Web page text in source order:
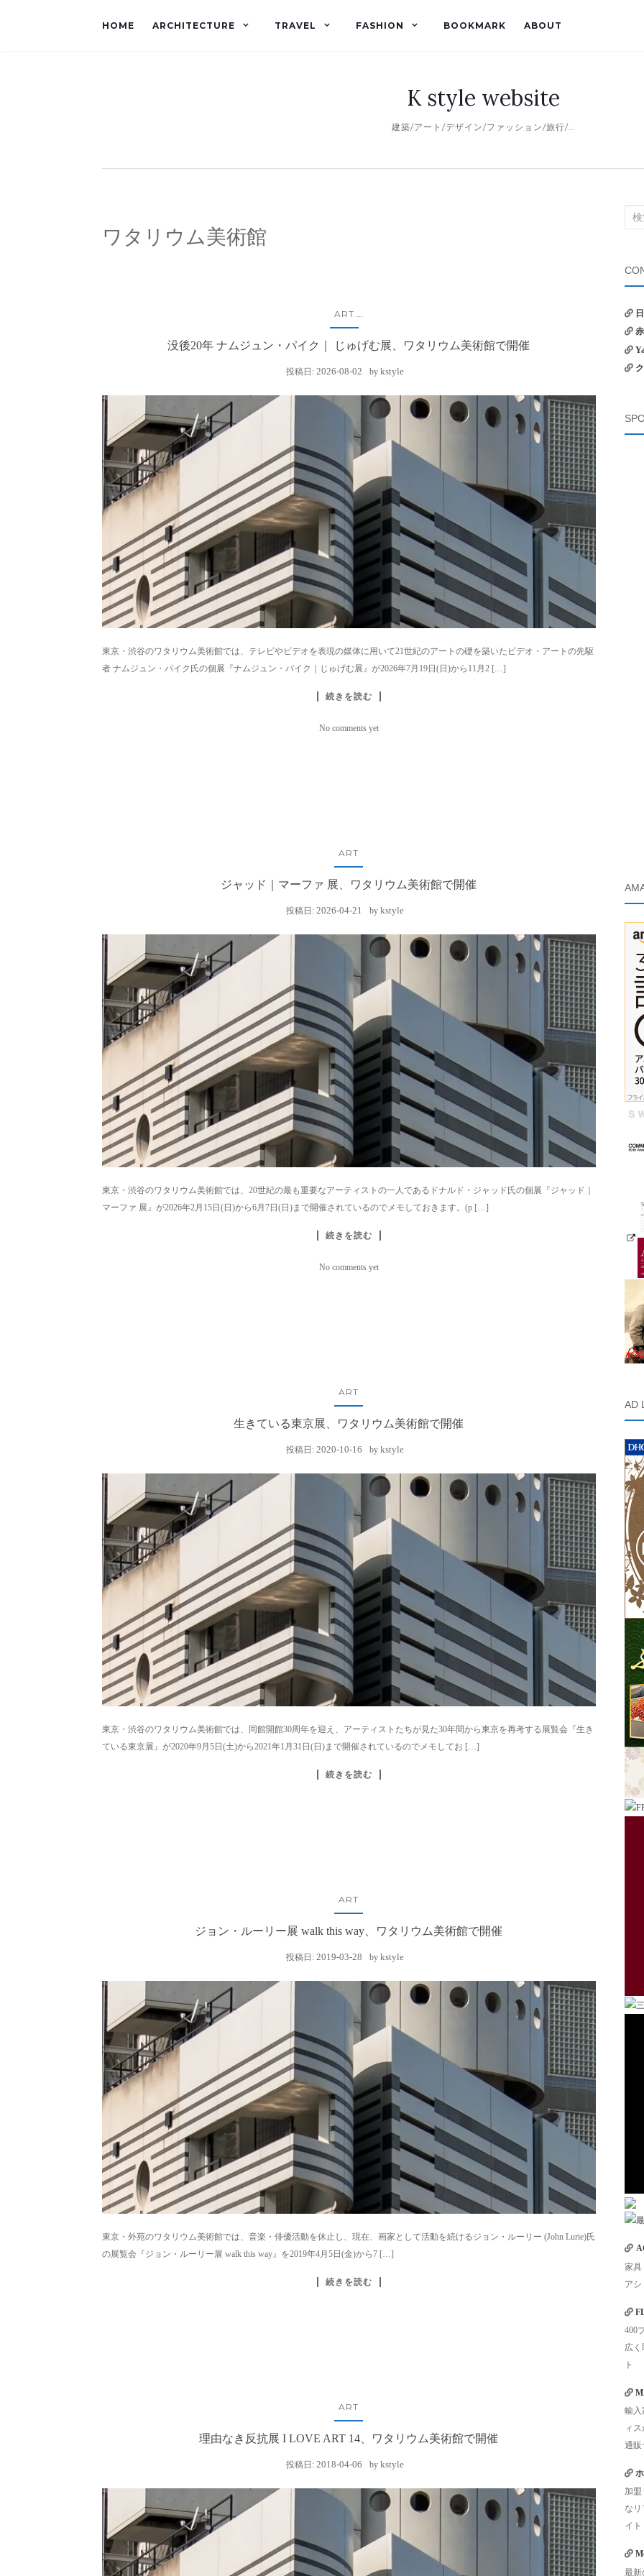
HOME ARCHITECTURE TRAVEL FASHION BOOKMARK ABOUT
K style website
建築/アート/デザイン/ファッション/旅行/…
ワタリウム美術館
ART ...
没後20年 ナムジュン・パイク｜ じゅげむ展、ワタリウム美術館で開催
投稿日:2026-08-02 bykstyle
東京・渋谷のワタリウム美術館では、テレビやビデオを表現の媒体に用いて21世紀のアートの礎を築いたビデオ・アートの先駆
者 ナムジュン・パイク氏の個展『ナムジュン・パイク｜じゅげむ展』が2026年7月19日(日)から11月2 […]
続きを読む
No comments yet
ART
ジャッド｜マーファ 展、ワタリウム美術館で開催
投稿日:2026-04-21 bykstyle
東京・渋谷のワタリウム美術館では、20世紀の最も重要なアーティストの一人であるドナルド・ジャッド氏の個展『ジャッド｜
マーファ 展』が2026年2月15日(日)から6月7日(日)まで開催されているのでメモしておきます。(p […]
続きを読む
No comments yet
ART
生きている東京展、ワタリウム美術館で開催
投稿日:2020-10-16 bykstyle
東京・渋谷のワタリウム美術館では、同館開館30周年を迎え、アーティストたちが見た30年間から東京を再考する展覧会『生き
ている東京展』が2020年9月5日(土)から2021年1月31日(日)まで開催されているのでメモしてお […]
続きを読む
ART
ジョン・ルーリー展 walk this way、ワタリウム美術館で開催
投稿日:2019-03-28 bykstyle
東京・外苑のワタリウム美術館では、音楽・俳優活動を休止し、現在、画家として活動を続けるジョン・ルーリー (John Lurie)氏
の展覧会『ジョン・ルーリー展 walk this way』を2019年4月5日(金)から7 […]
続きを読む
ART
理由なき反抗展 I LOVE ART 14、ワタリウム美術館で開催
投稿日:2018-04-06 bykstyle
象:
AD
家具
ア
400
広
ト
輸入
ィ
通販
加
な
イト
最新